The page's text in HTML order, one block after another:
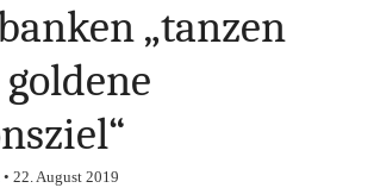
, Vertrieb-
Tipps
„tanzen
• 22. August 2019